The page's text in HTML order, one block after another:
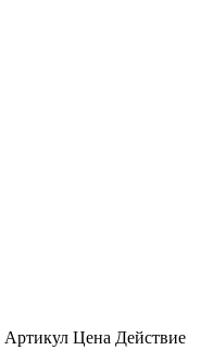
Артикул Цена Действие